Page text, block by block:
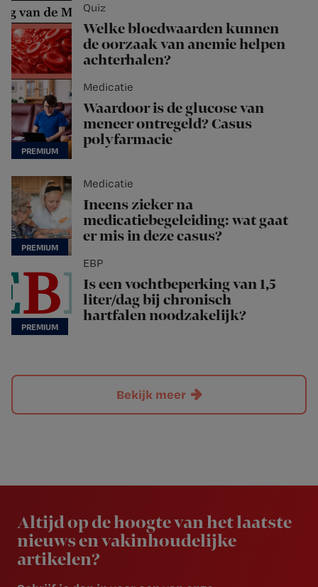
Quiz
Welke bloedwaarden kunnen
de oorzaak van anemie helpen
achterhalen?
Medicatie
Waardoor is de glucose van
meneer ontregeld? Casus
polyfarmacie
Medicatie
Ineens zieker na
medicatiebegeleiding: wat gaat
er mis in deze casus?
EBP
Is een vochtbeperking van 1,5
liter/dag bij chronisch
hartfalen noodzakelijk?
Bekijk meer
Altijd op de hoogte van het laatste
nieuws en vakinhoudelijke
artikelen?